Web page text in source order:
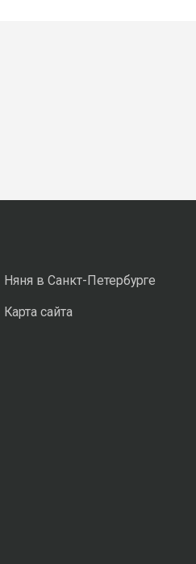
Няня в Санкт-Петербурге
Карта сайта